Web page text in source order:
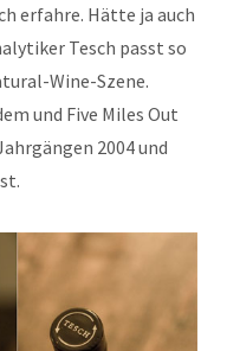
erfahre. Hätte ja auch
Tesch passt so
Wine-Szene.
und Five Miles Out
2004 und